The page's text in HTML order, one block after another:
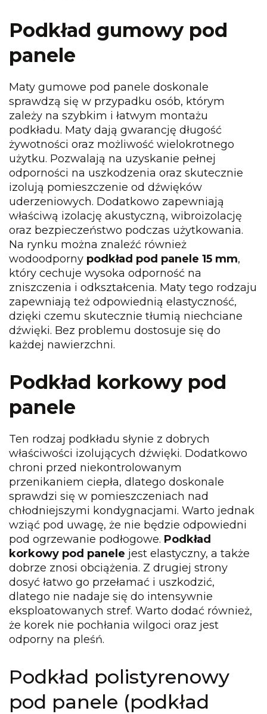
Podkład gumowy pod
panele
Maty gumowe pod panele doskonale
sprawdzą się w przypadku osób, którym
zależy na szybkim i łatwym montażu
podkładu. Maty dają gwarancję długość
żywotności oraz możliwość wielokrotnego
użytku. Pozwalają na uzyskanie pełnej
odporności na uszkodzenia oraz skutecznie
izolują pomieszczenie od dźwięków
uderzeniowych. Dodatkowo zapewniają
właściwą izolację akustyczną, wibroizolację
oraz bezpieczeństwo podczas użytkowania.
Na rynku można znaleźć również
wodoodporny podkład pod panele 15 mm,
który cechuje wysoka odporność na
zniszczenia i odkształcenia. Maty tego rodzaju
zapewniają też odpowiednią elastyczność,
dzięki czemu skutecznie tłumią niechciane
dźwięki. Bez problemu dostosuje się do
każdej nawierzchni.
Podkład korkowy pod
panele
Ten rodzaj podkładu słynie z dobrych
właściwości izolujących dźwięki. Dodatkowo
chroni przed niekontrolowanym
przenikaniem ciepła, dlatego doskonale
sprawdzi się w pomieszczeniach nad
chłodniejszymi kondygnacjami. Warto jednak
wziąć pod uwagę, że nie będzie odpowiedni
pod ogrzewanie podłogowe. Podkład
korkowy pod panele jest elastyczny, a także
dobrze znosi obciążenia. Z drugiej strony
dosyć łatwo go przełamać i uszkodzić,
dlatego nie nadaje się do intensywnie
eksploatowanych stref. Warto dodać również,
że korek nie pochłania wilgoci oraz jest
odporny na pleśń.
Podkład polistyrenowy
pod panele (podkład